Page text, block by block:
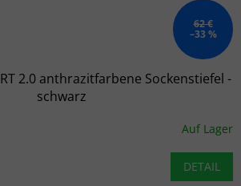
62 €
–33 %
2.0 anthrazitfarbene Sockenstiefel -
schwarz
Auf Lager
DETAIL